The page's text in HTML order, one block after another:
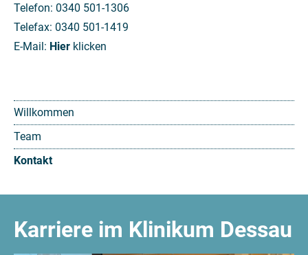
Willkommen
Team
Kontakt
Telefon: 0340 501-1306
Telefax: 0340 501-1419
E-Mail: Hier klicken
Karriere im Klinikum Dessau